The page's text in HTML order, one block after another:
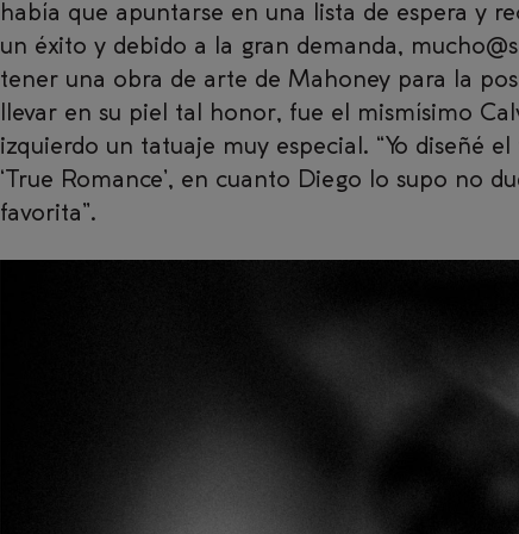
había que apuntarse en una lista de espera y
un éxito y debido a la gran demanda,
tener una obra de arte de Mahoney para la
llevar en su piel tal honor, fue el mismísimo
izquierdo un tatuaje muy especial. “Yo diseñé
‘True Romance’, en cuanto Diego lo supo no
favorita”.